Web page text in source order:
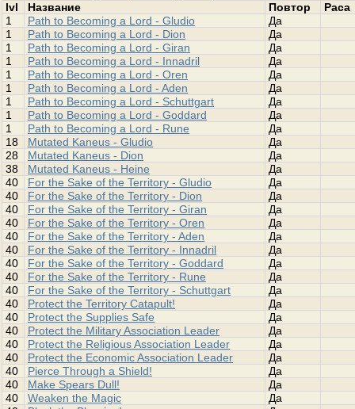
lvl
Название Повтор
Раса
1
Path to Becoming a Lord - Gludio
Да
1
Path to Becoming a Lord - Dion
Да
1
Path to Becoming a Lord - Giran
Да
1
Path to Becoming a Lord - Innadril
Да
1
Path to Becoming a Lord - Oren
Да
1
Path to Becoming a Lord - Aden
Да
1
Path to Becoming a Lord - Schuttgart
Да
1
Path to Becoming a Lord - Goddard
Да
1
Path to Becoming a Lord - Rune
Да
18
Mutated Kaneus - Gludio
Да
28
Mutated Kaneus - Dion
Да
38
Mutated Kaneus - Heine
Да
40
For the Sake of the Territory - Gludio
Да
40
For the Sake of the Territory - Dion
Да
40
For the Sake of the Territory - Giran
Да
40
For the Sake of the Territory - Oren
Да
40
For the Sake of the Territory - Aden
Да
40
For the Sake of the Territory - Innadril
Да
40
For the Sake of the Territory - Goddard
Да
40
For the Sake of the Territory - Rune
Да
40
For the Sake of the Territory - Schuttgart
Да
40
Protect the Territory Catapult!
Да
40
Protect the Supplies Safe
Да
40
Protect the Military Association Leader
Да
40
Protect the Religious Association Leader
Да
40
Protect the Economic Association Leader
Да
40
Pierce Through a Shield!
Да
40
Make Spears Dull!
Да
40
Weaken the Magic
Да